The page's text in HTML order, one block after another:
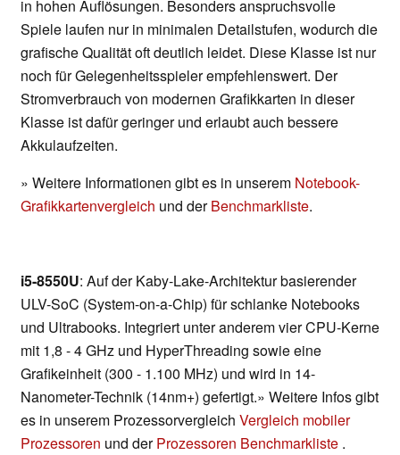
in hohen Auflösungen. Besonders anspruchsvolle
Spiele laufen nur in minimalen Detailstufen, wodurch die
grafische Qualität oft deutlich leidet. Diese Klasse ist nur
noch für Gelegenheitsspieler empfehlenswert. Der
Stromverbrauch von modernen Grafikkarten in dieser
Klasse ist dafür geringer und erlaubt auch bessere
Akkulaufzeiten.
» Weitere Informationen gibt es in unserem Notebook-
Grafikkartenvergleich und derBenchmarkliste.
i5-8550U: Auf der Kaby-Lake-Architektur basierender
ULV-SoC (System-on-a-Chip) für schlanke Notebooks
und Ultrabooks. Integriert unter anderem vier CPU-Kerne
mit 1,8 - 4 GHz und HyperThreading sowie eine
Grafikeinheit (300 - 1.100 MHz) und wird in 14-
Nanometer-Technik (14nm+) gefertigt.» Weitere Infos gibt
es in unserem Prozessorvergleich Vergleich mobiler
Prozessoren und derProzessoren Benchmarkliste .